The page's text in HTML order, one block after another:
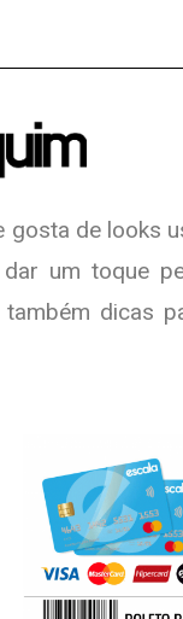
de looks
um toque
dicas